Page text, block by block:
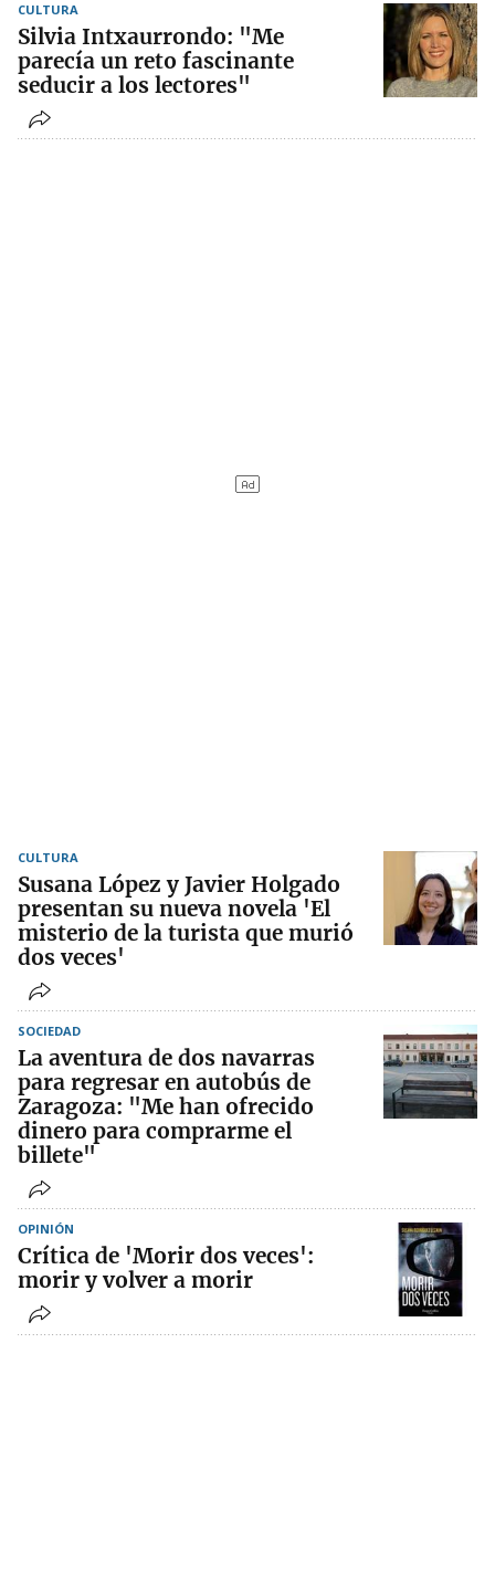
CULTURA
Silvia Intxaurrondo: "Me
parecía un reto fascinante
seducir a los lectores"
CULTURA
Susana López y Javier Holgado
presentan su nueva novela 'El
misterio de la turista que murió
dos veces'
SOCIEDAD
La aventura de dos navarras
para regresar en autobús de
Zaragoza: "Me han ofrecido
dinero para comprarme el
billete"
OPINIÓN
Crítica de 'Morir dos veces':
morir y volver a morir